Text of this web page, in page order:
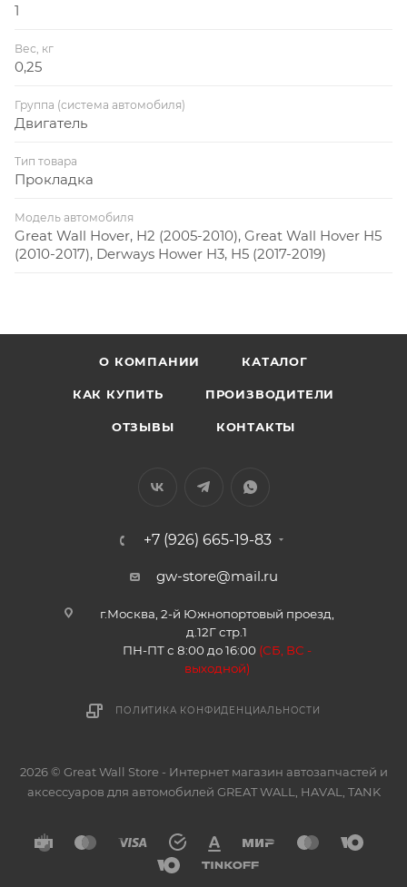
1
Вес, кг
0,25
Группа (система автомобиля)
Двигатель
Тип товара
Прокладка
Модель автомобиля
Great Wall Hover, H2 (2005-2010), Great Wall Hover H5
(2010-2017), Derways Hower H3, H5 (2017-2019)
О КОМПАНИИ КАТАЛОГ
КАК КУПИТЬ ПРОИЗВОДИТЕЛИ
ОТЗЫВЫ КОНТАКТЫ
+7 (926) 665-19-83
gw-store@mail.ru
г.Москва, 2-й Южнопортовый проезд,
д.12Г стр.1
ПН-ПТ с 8:00 до 16:00 (СБ, ВС -
выходной)
ПОЛИТИКА КОНФИДЕНЦИАЛЬНОСТИ
2026 © Great Wall Store - Интернет магазин автозапчастей и
аксессуаров для автомобилей GREAT WALL, HAVAL, TANK